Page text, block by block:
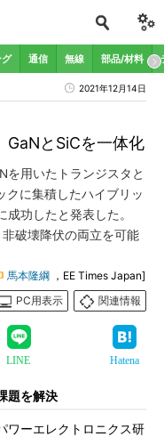
通信 無線 部品/材料
2021年12月14日
GaNとSiCを一体化
を用いたトランジスタと
クに集積したハイブリッ
成功したと発表した。
破壊降伏の両立を可能
馬本隆綱 ，EE Times Japan]
PC用表示
関連情報
LINE Hatena
題を解決
ワーエレクトロニクス研